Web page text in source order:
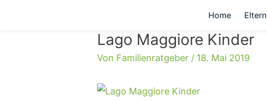
Home Eltern
Lago Maggiore Kinder
Von Familienratgeber / 18. Mai 2019